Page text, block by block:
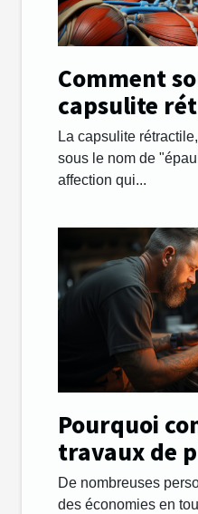
Comment
capsulite
La capsulite
sous le nom de
affection qui...
Pourquoi
travaux de
une
De nombreuses
des économies en